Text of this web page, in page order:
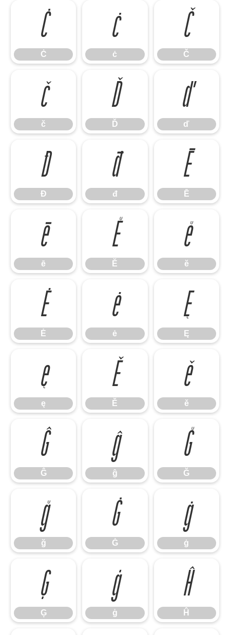
Ċ
Ċ
ċ
ċ
Č
Č
č
č
Ď
Ď
ď
ď
Đ
Đ
đ
đ
Ē
Ē
ē
ē
Ĕ
Ĕ
ĕ
ĕ
Ė
Ė
ė
ė
Ę
Ę
ę
ę
Ě
Ě
ě
ě
Ĝ
Ĝ
ĝ
ĝ
Ğ
Ğ
ğ
ğ
Ġ
Ġ
ġ
ġ
Ģ
Ģ
ģ
ģ
Ĥ
Ĥ